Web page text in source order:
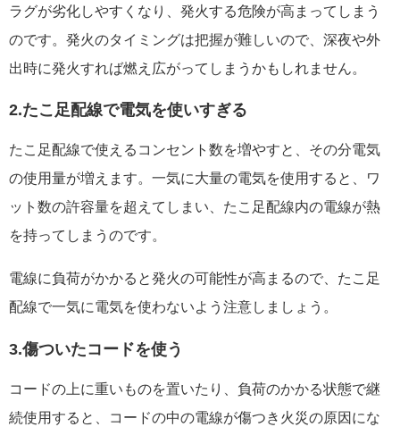
ラグが劣化しやすくなり、発火する危険が高まってしまう
のです。発火のタイミングは把握が難しいので、深夜や外
出時に発火すれば燃え広がってしまうかもしれません。
2.たこ足配線で電気を使いすぎる
たこ足配線で使えるコンセント数を増やすと、その分電気
の使用量が増えます。一気に大量の電気を使用すると、ワ
ット数の許容量を超えてしまい、たこ足配線内の電線が熱
を持ってしまうのです。
電線に負荷がかかると発火の可能性が高まるので、たこ足
配線で一気に電気を使わないよう注意しましょう。
3.傷ついたコードを使う
コードの上に重いものを置いたり、負荷のかかる状態で継
続使用すると、コードの中の電線が傷つき火災の原因にな